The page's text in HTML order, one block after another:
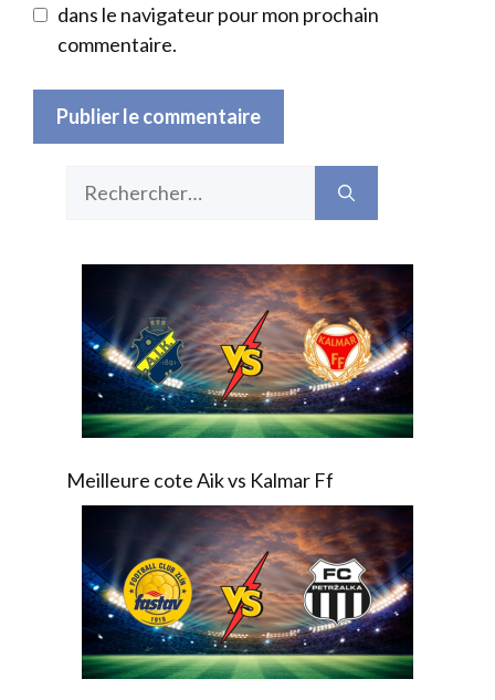
dans le navigateur pour mon prochain
commentaire.
Meilleure cote Aik vs Kalmar Ff